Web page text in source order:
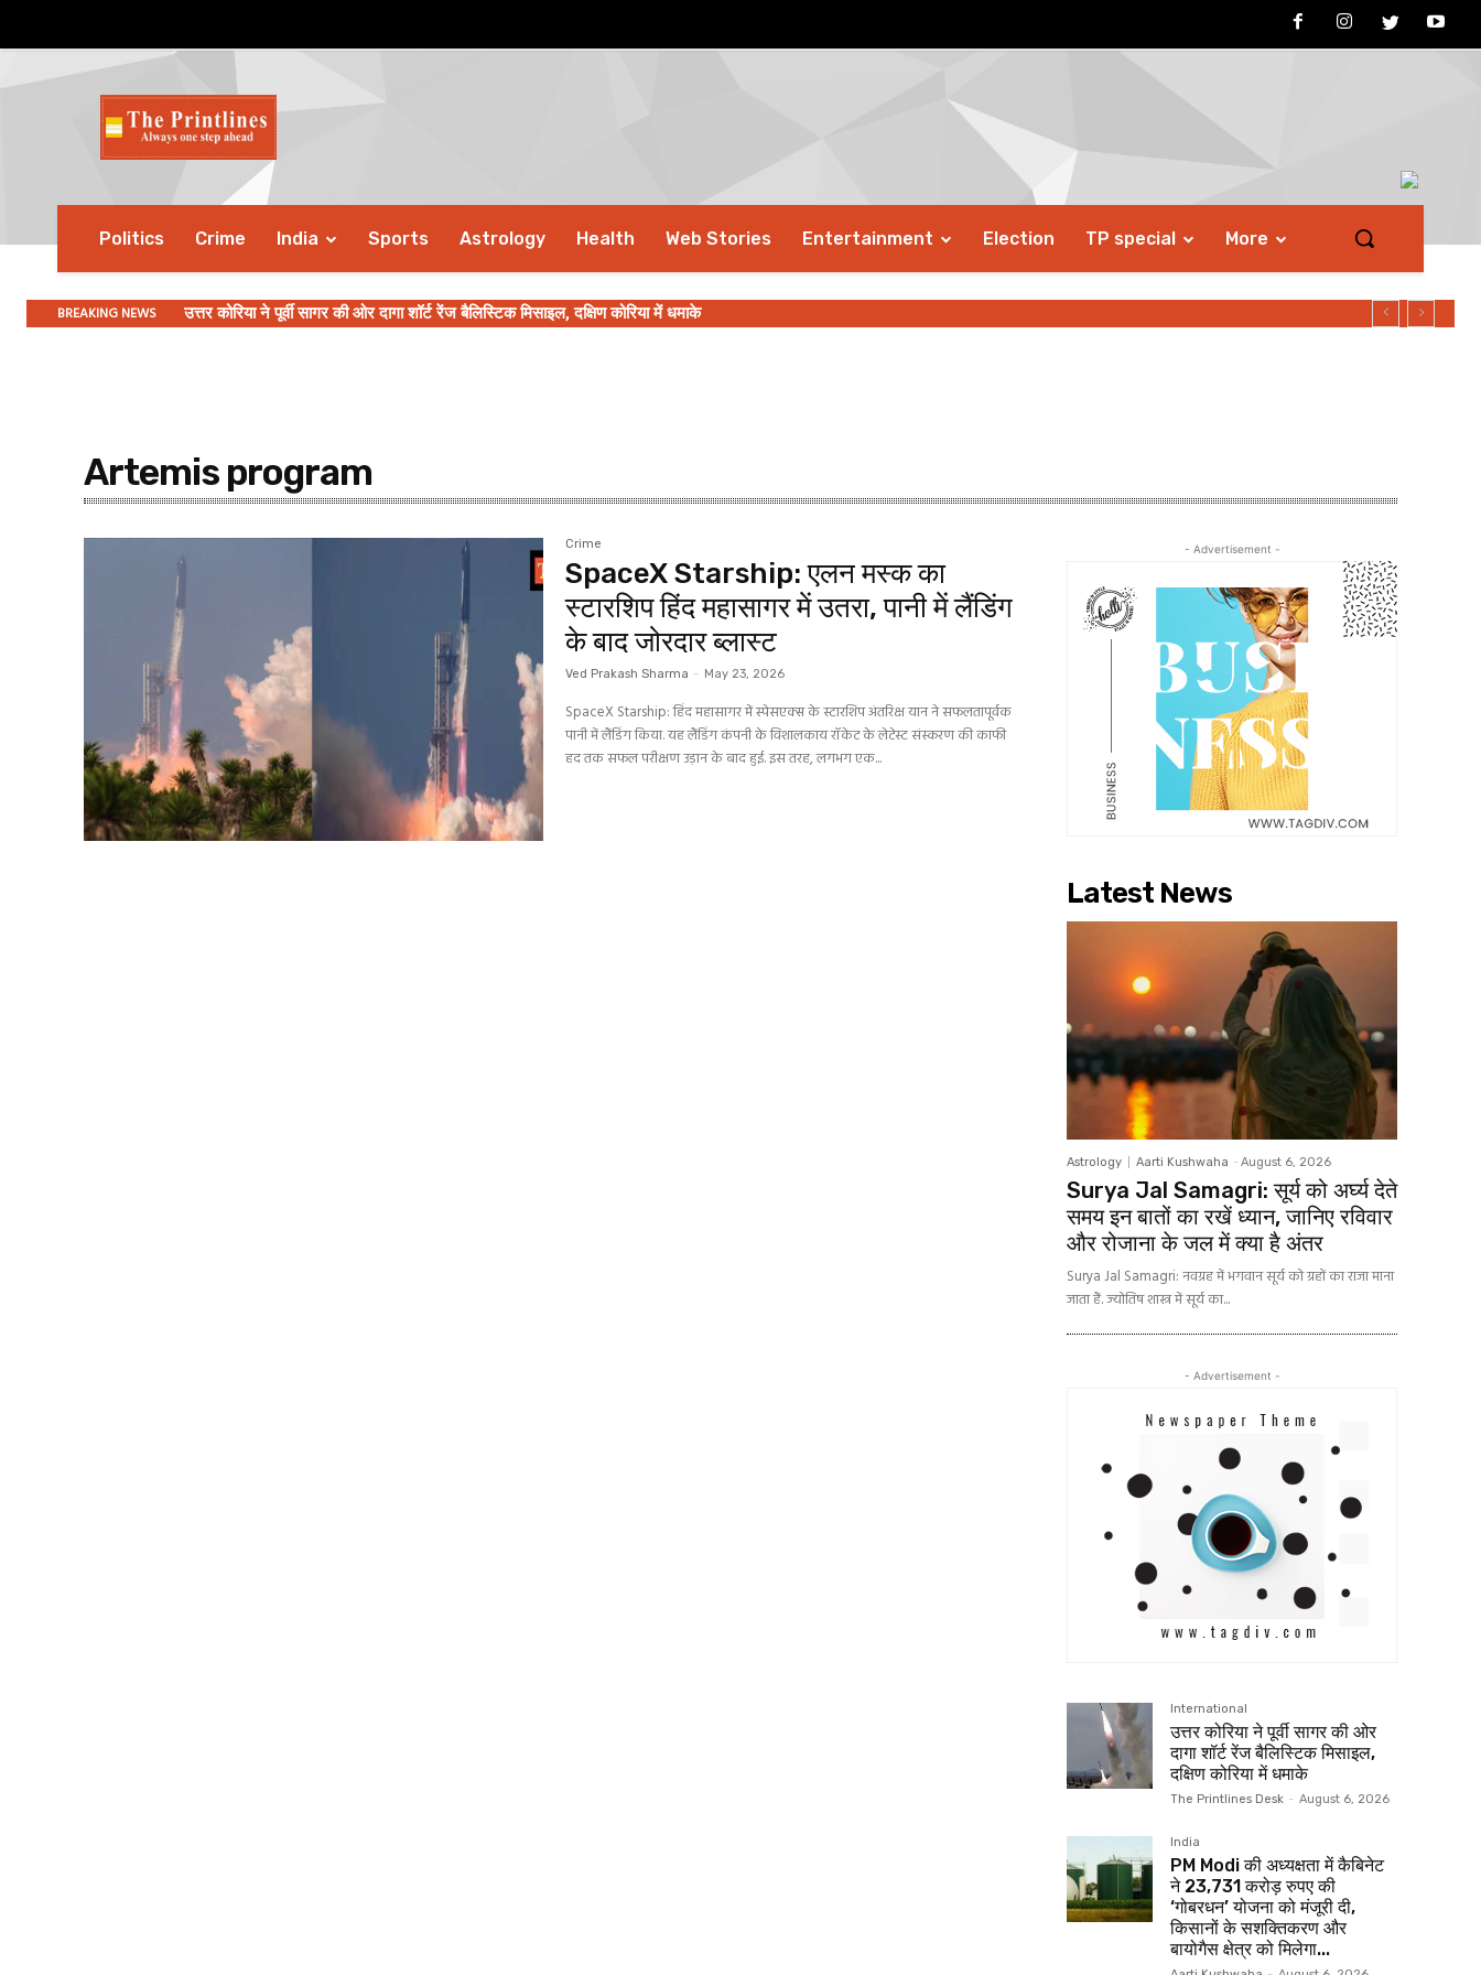
Politics Crime India Sports Astrology Health Web Stories Entertainment Election TP special More
BREAKING NEWS उत्तर कोरिया ने पूर्वी सागर की ओर दागा शॉर्ट रेंज बैलिस्टिक मिसाइल, दक्षिण कोरिया में धमाके
Artemis program
Crime
SpaceX Starship: एलन मस्क का
स्टारशिप हिंद महासागर में उतरा, पानी में लैंडिंग
के बाद जोरदार ब्लास्ट
Ved Prakash Sharma - May 23, 2026
SpaceX Starship: हिंद महासागर में स्पेसएक्स के स्टारशिप अंतरिक्ष यान ने सफलतापूर्वक
पानी में लैंडिंग किया. यह लैंडिंग कंपनी के विशालकाय रॉकेट के लेटेस्ट संस्करण की काफी
हद तक सफल परीक्षण उड़ान के बाद हुई. इस तरह, लगभग एक...
- Advertisement -
Latest News
Astrology Aarti Kushwaha - August 6, 2026
Surya Jal Samagri: सूर्य को अर्घ्य देते
समय इन बातों का रखें ध्यान, जानिए रविवार
और रोजाना के जल में क्या है अंतर
Surya Jal Samagri: नवग्रह में भगवान सूर्य को ग्रहों का राजा माना
जाता हैं. ज्योतिष शास्त्र में सूर्य का...
- Advertisement -
International
उत्तर कोरिया ने पूर्वी सागर की ओर
दागा शॉर्ट रेंज बैलिस्टिक मिसाइल,
दक्षिण कोरिया में धमाके
The Printlines Desk - August 6, 2026
India
PM Modi की अध्यक्षता में कैबिनेट
ने 23,731 करोड़ रुपए की
‘गोबरधन’ योजना को मंजूरी दी,
किसानों के सशक्तिकरण और
बायोगैस क्षेत्र को मिलेगा...